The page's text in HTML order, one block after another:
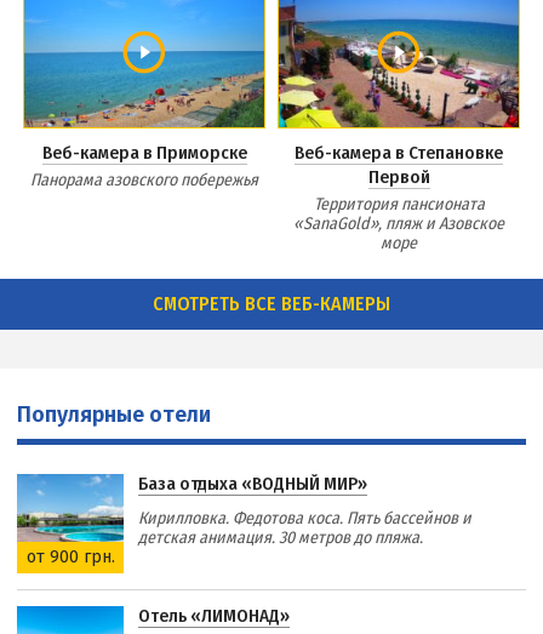
Веб-камера в Приморске
Панорама азовского побережья
Веб-камера в Степановке
Первой
Территория пансионата
«SanaGold», пляж и Азовское
море
СМОТРЕТЬ ВСЕ ВЕБ-КАМЕРЫ
Популярные отели
от 900 грн.
База отдыха «ВОДНЫЙ МИР»
Кирилловка. Федотова коса. Пять бассейнов и
детская анимация. 30 метров до пляжа.
Отель «ЛИМОНАД»